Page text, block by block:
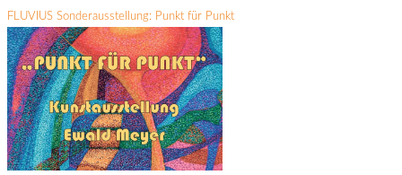
FLUVIUS Sonderausstellung: Punkt für Punkt